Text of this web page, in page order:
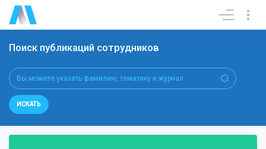
Поиск публикаций сотрудников
ИСКАТЬ